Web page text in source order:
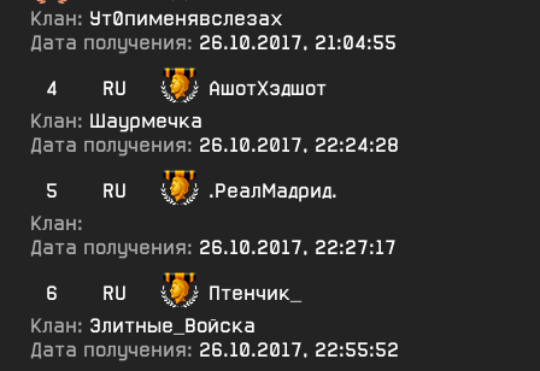
Клан: Ут0пименявслезах
Дата получения: 26.10.2017, 21:04:55
4
RU
АшотХэдшот
Клан: Шаурмечка
Дата получения: 26.10.2017, 22:24:28
5
RU
.РеалМадрид.
Клан:
Дата получения: 26.10.2017, 22:27:17
6
RU
Птенчик_
Клан: Элитные_Войска
Дата получения: 26.10.2017, 22:55:52